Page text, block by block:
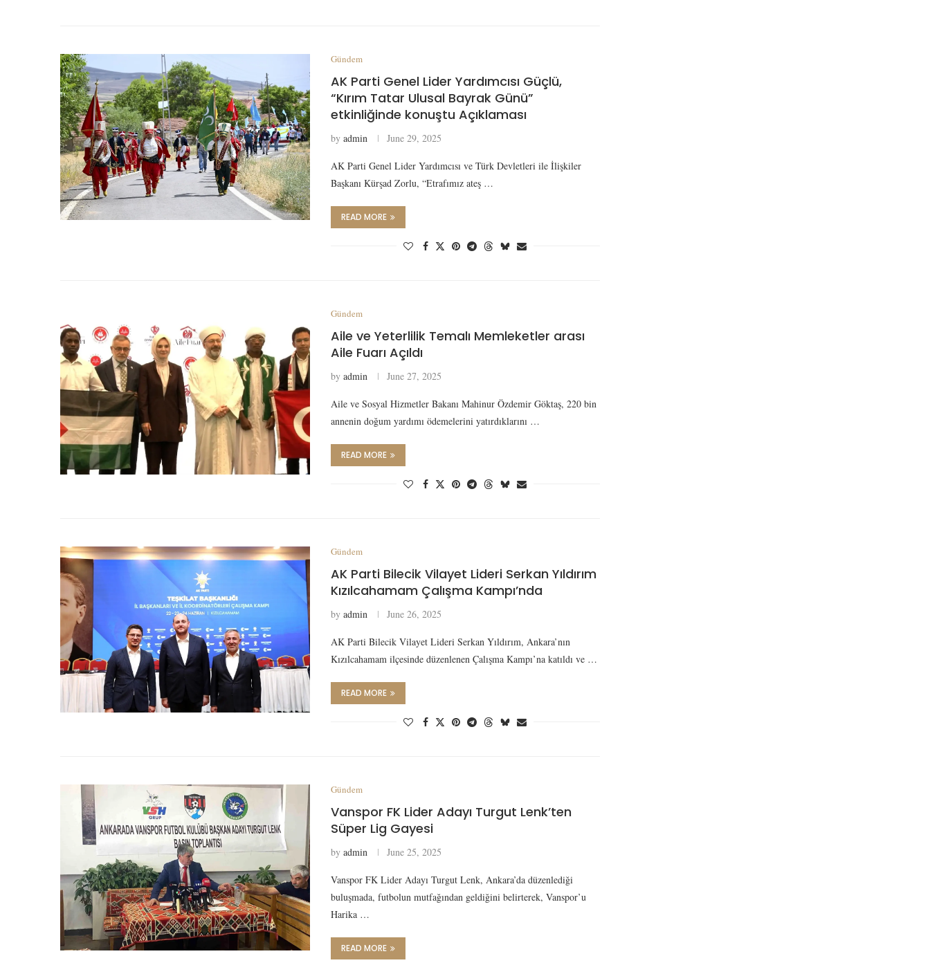
Gündem
AK Parti Genel Lider Yardımcısı Güçlü,
“Kırım Tatar Ulusal Bayrak Günü”
etkinliğinde konuştu Açıklaması
by admin June 29, 2025
AK Parti Genel Lider Yardımcısı ve Türk Devletleri ile İlişkiler
Başkanı Kürşad Zorlu, “Etrafımız ateş …
READ MORE
Gündem
Aile ve Yeterlilik Temalı Memleketler arası
Aile Fuarı Açıldı
by admin June 27, 2025
Aile ve Sosyal Hizmetler Bakanı Mahinur Özdemir Göktaş, 220 bin
annenin doğum yardımı ödemelerini yatırdıklarını …
READ MORE
Gündem
AK Parti Bilecik Vilayet Lideri Serkan Yıldırım
Kızılcahamam Çalışma Kampı’nda
by admin June 26, 2025
AK Parti Bilecik Vilayet Lideri Serkan Yıldırım, Ankara’nın
Kızılcahamam ilçesinde düzenlenen Çalışma Kampı’na katıldı ve …
READ MORE
Gündem
Vanspor FK Lider Adayı Turgut Lenk’ten
Süper Lig Gayesi
by admin June 25, 2025
Vanspor FK Lider Adayı Turgut Lenk, Ankara’da düzenlediği
buluşmada, futbolun mutfağından geldiğini belirterek, Vanspor’u
Harika …
READ MORE